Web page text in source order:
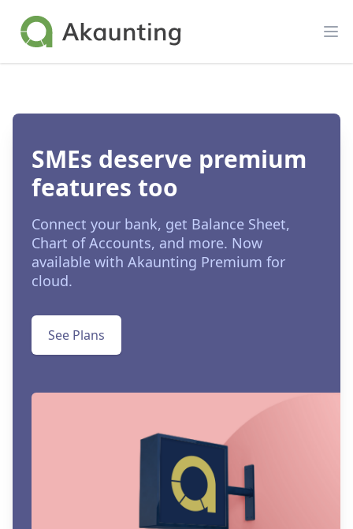
Akaunting
SMEs deserve premium
features too
Connect your bank, get Balance Sheet,
Chart of Accounts, and more. Now
available with Akaunting Premium for
cloud.
See Plans